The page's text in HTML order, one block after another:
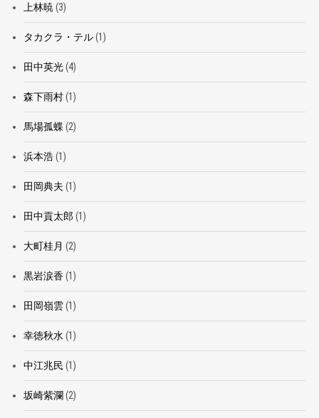
上林暁 (3)
タカクラ・テル(1)
田中英光(4)
森下雨村(1)
馬場孤蝶 (2)
浜本浩(1)
田岡典夫 (1)
田中貢太郎 (1)
大町桂月 (2)
黒岩涙香(1)
田岡嶺雲(1)
幸徳秋水 (1)
中江兆民 (1)
坂崎紫瀾 (2)